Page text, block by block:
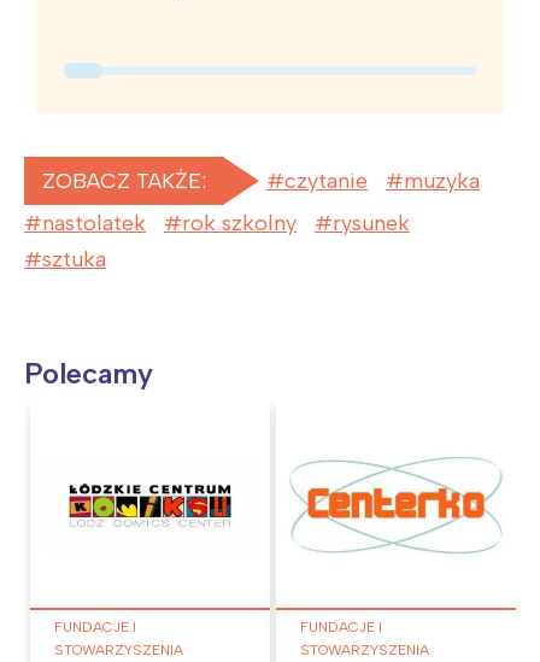
ZOBACZ TAKŻE: czytanie
muzyka
nastolatek
rok szkolny
rysunek
sztuka
Polecamy
FUNDACJE I
STOWARZYSZENIA
FUNDACJE I
STOWARZYSZENIA